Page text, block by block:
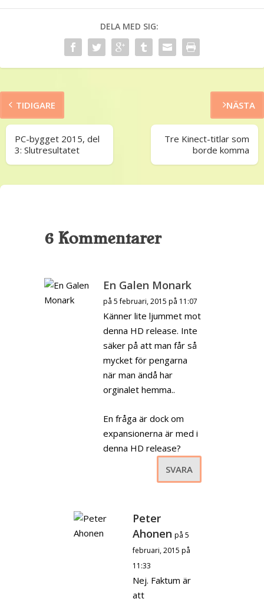
DELA MED SIG:
TIDIGARE
PC-bygget 2015, del
3: Slutresultatet
NÄSTA
Tre Kinect-titlar som
borde komma
6 Kommentarer
En Galen Monark
på 5 februari, 2015 på 11:07
Känner lite ljummet mot
denna HD release. Inte
säker på att man får så
mycket för pengarna
när man ändå har
orginalet hemma..
En fråga är dock om
expansionerna är med i
denna HD release?
SVARA
Peter
Ahonen på 5
februari, 2015 på
11:33
Nej. Faktum är
att